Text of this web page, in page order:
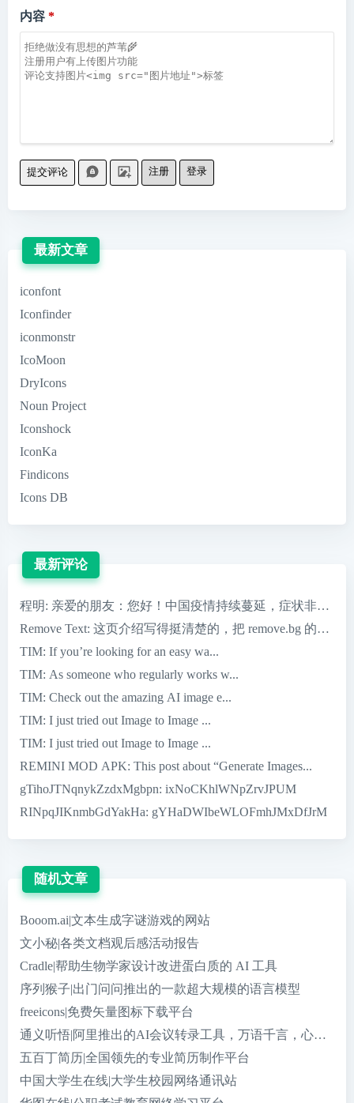
内容
提交评论 注册 登录
最新文章
iconfont
Iconfinder
iconmonstr
IcoMoon
DryIcons
Noun Project
Iconshock
IconKa
Findicons
Icons DB
最新评论
程明: 亲爱的朋友：您好！中国疫情持续蔓延，症状非常严
Remove Text: 这页介绍写得挺清楚的，把 remove.bg 的核心
TIM: If you’re looking for an easy wa...
TIM: As someone who regularly works w...
TIM: Check out the amazing AI image e...
TIM: I just tried out Image to Image ...
TIM: I just tried out Image to Image ...
REMINI MOD APK: This post about “Generate Images...
gTihoJTNqnykZzdxMgbpn: ixNoCKhlWNpZrvJPUM
RINpqJIKnmbGdYakHa: gYHaDWIbeWLOFmhJMxDfJrM
随机文章
Booom.ai|文本生成字谜游戏的网站
文小秘|各类文档观后感活动报告
Cradle|帮助生物学家设计改进蛋白质的 AI 工具
序列猴子|出门问问推出的一款超大规模的语言模型
freeicons|免费矢量图标下载平台
通义听悟|阿里推出的AI会议转录工具，万语千言，心领神悟
五百丁简历|全国领先的专业简历制作平台
中国大学生在线|大学生校园网络通讯站